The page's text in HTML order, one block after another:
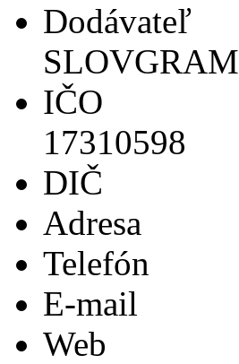
Dodávateľ
SLOVGRAM
IČO
17310598
DIČ
Adresa
Telefón
E-mail
Web